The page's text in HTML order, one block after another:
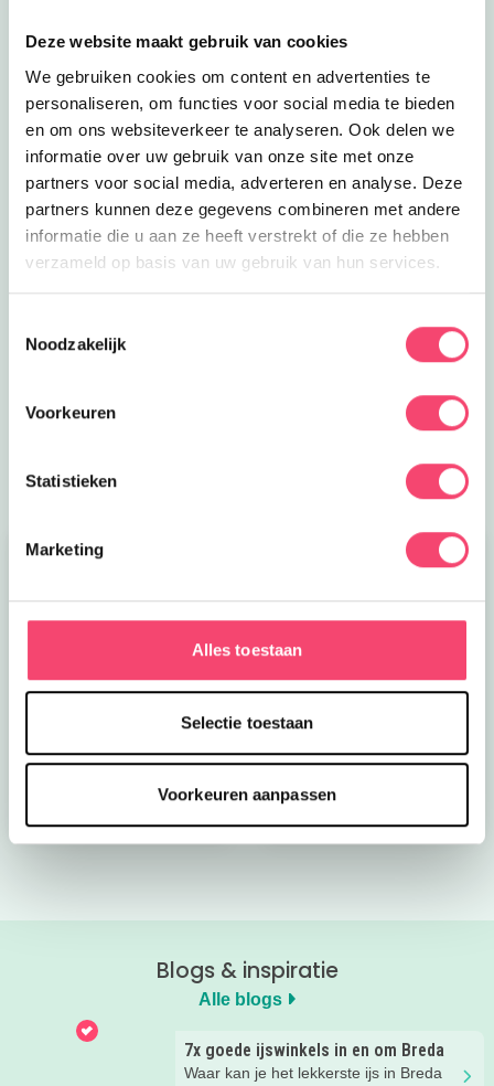
Deze website maakt gebruik van cookies
We gebruiken cookies om content en advertenties te
personaliseren, om functies voor social media te bieden
en om ons websiteverkeer te analyseren. Ook delen we
informatie over uw gebruik van onze site met onze
partners voor social media, adverteren en analyse. Deze
partners kunnen deze gegevens combineren met andere
informatie die u aan ze heeft verstrekt of die ze hebben
verzameld op basis van uw gebruik van hun services.
Noodzakelijk
Voorkeuren
Statistieken
Marketing
Alles toestaan
Selectie toestaan
Voorkeuren aanpassen
Een Kidsproof zomervakantie!
Zomervakantie in onze prachtige regio. Onze website
staat vol met toffe uitjes, tips voor thuis, zomerse of
elkaar.
Kroon op de taart bij
Onze favoriete
zomerboeken voor
Blogs & inspiratie
Alle blogs
7x goede ijswinkels in en om Breda
Waar kan je het lekkerste ijs in Breda